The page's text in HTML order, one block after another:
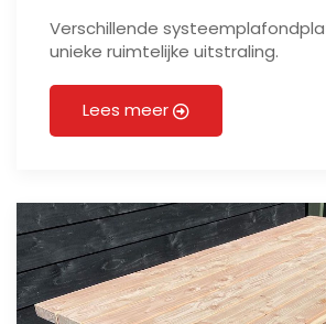
Verschillende
unieke ruimtelijke uitstraling.
Lees meer